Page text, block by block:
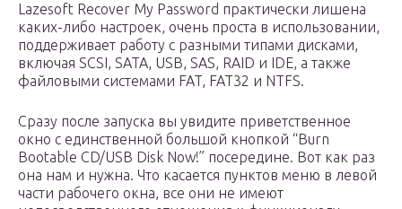
Lazesoft Recover My Password практически лишена
каких-либо настроек, очень проста в использовании,
поддерживает работу с разными типами дисками,
включая SCSI, SATA, USB, SAS, RAID и IDE, а также
файловыми системами FAT, FAT32 и NTFS.
Сразу после запуска вы увидите приветственное
окно с единственной большой кнопкой “Burn
Bootable CD/USB Disk Now!” посередине. Вот как раз
она нам и нужна. Что касается пунктов меню в левой
части рабочего окна, все они не имеют